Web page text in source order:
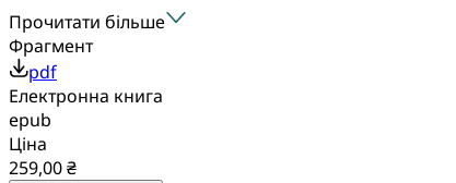
Прочитати більше
Фрагмент
pdf
Електронна книга
epub
Ціна
259,00 ₴